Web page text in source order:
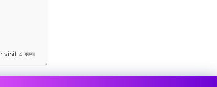
visit এ করুন